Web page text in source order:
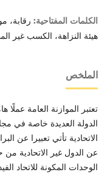
الكلمات المفتاحية: رقابة،
هيئة النزاهة، الكسب غير
الملخص
تعتبر الموازنة العامة
الدولة العديدة خاصة في
الاتحادية تأتي تعبيرا عن
عن الدول غير الاتحادية من
الوحدات المكونة للاتحاد